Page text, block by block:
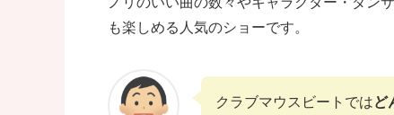
も楽しめる人気のショーです。
クラブマウスビートではど